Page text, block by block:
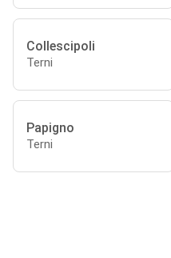
Collescipoli
Terni
Papigno
Terni